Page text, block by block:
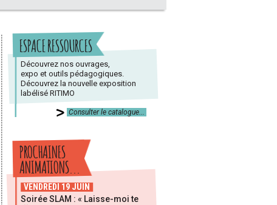
ESPACE RESSOURCES
Découvrez nos ouvrages,
expo et outils pédagogiques.
Découvrez la nouvelle exposition
labélisé RITIMO
Consulter le catalogue...
PROCHAINES
ANIMATIONS...
VENDREDI 19 JUIN
Soirée SLAM : « Laisse-moi te